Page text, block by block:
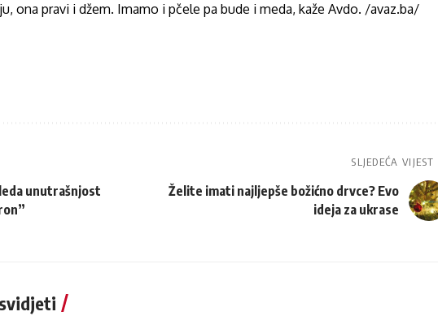
ona pravi i džem. Imamo i pčele pa bude i meda, kaže Avdo. /avaz.ba/
unutrašnjost
SLJEDEĆA VIJEST
Želite imati najljepše božićno drvce? Evo
ideja za ukrase